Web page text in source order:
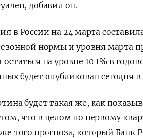
добавил он.
в России на 24 марта
нормы и уровня марта
на уровне 10,1% в
будет опубликован сегодня в
будет такая же, как
что в целом по первому
того прогноза, который Банк